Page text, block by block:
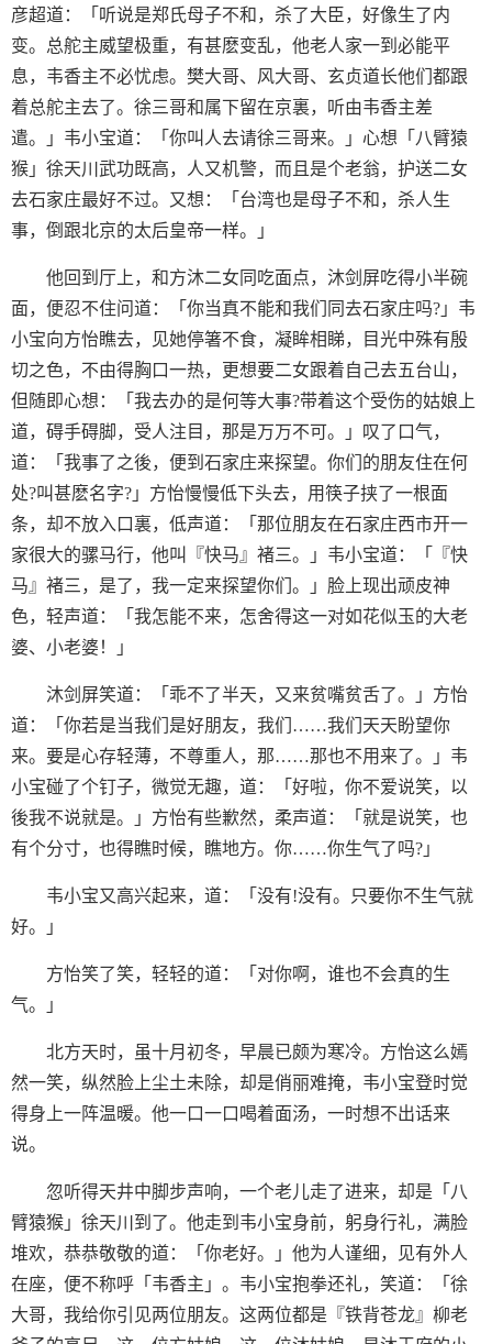
彦超道：「听说是郑氏母子不和，杀了大臣，好像生了内
变。总舵主威望极重，有甚麽变乱，他老人家一到必能平
息，韦香主不必忧虑。樊大哥、风大哥、玄贞道长他们都跟
着总舵主去了。徐三哥和属下留在京裏，听由韦香主差
遣。」韦小宝道：「你叫人去请徐三哥来。」心想「八臂猿
猴」徐天川武功既高，人又机警，而且是个老翁，护送二女
去石家庄最好不过。又想：「台湾也是母子不和，杀人生
事，倒跟北京的太后皇帝一样。」
他回到厅上，和方沐二女同吃面点，沐剑屏吃得小半碗
面，便忍不住问道：「你当真不能和我们同去石家庄吗?」韦
小宝向方怡瞧去，见她停箸不食，凝眸相睇，目光中殊有殷
切之色，不由得胸口一热，更想要二女跟着自己去五台山，
但随即心想：「我去办的是何等大事?带着这个受伤的姑娘上
道，碍手碍脚，受人注目，那是万万不可。」叹了口气，
道：「我事了之後，便到石家庄来探望。你们的朋友住在何
处?叫甚麽名字?」方怡慢慢低下头去，用筷子挟了一根面
条，却不放入口裏，低声道：「那位朋友在石家庄西市开一
家很大的骡马行，他叫『快马』褚三。」韦小宝道：「『快
马』褚三，是了，我一定来探望你们。」脸上现出顽皮神
色，轻声道：「我怎能不来，怎舍得这一对如花似玉的大老
婆、小老婆！」
沐剑屏笑道：「乖不了半天，又来贫嘴贫舌了。」方怡
道：「你若是当我们是好朋友，我们……我们天天盼望你
来。要是心存轻薄，不尊重人，那……那也不用来了。」韦
小宝碰了个钉子，微觉无趣，道：「好啦，你不爱说笑，以
後我不说就是。」方怡有些歉然，柔声道：「就是说笑，也
有个分寸，也得瞧时候，瞧地方。你……你生气了吗?」
韦小宝又高兴起来，道：「没有!没有。只要你不生气就
好。」
方怡笑了笑，轻轻的道：「对你啊，谁也不会真的生
气。」
北方天时，虽十月初冬，早晨已颇为寒冷。方怡这么嫣
然一笑，纵然脸上尘土未除，却是俏丽难掩，韦小宝登时觉
得身上一阵温暖。他一口一口喝着面汤，一时想不出话来
说。
忽听得天井中脚步声响，一个老儿走了进来，却是「八
臂猿猴」徐天川到了。他走到韦小宝身前，躬身行礼，满脸
堆欢，恭恭敬敬的道：「你老好。」他为人谨细，见有外人
在座，便不称呼「韦香主」。韦小宝抱拳还礼，笑道：「徐
大哥，我给你引见两位朋友。这两位都是『铁背苍龙』柳老